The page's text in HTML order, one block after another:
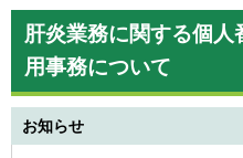
肝炎業務に関する個人
用事務について
お知らせ